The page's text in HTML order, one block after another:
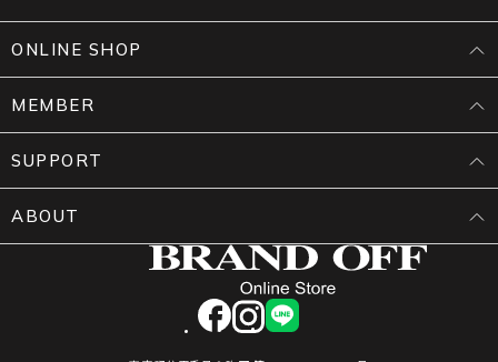
facebookinstagram
LINE
ONLINE SHOP
MEMBER
SUPPORT
ABOUT